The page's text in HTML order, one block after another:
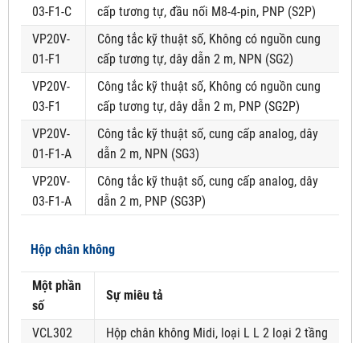
03-F1-C
cấp tương tự, đầu nối M8-4-pin, PNP (S2P)
VP20V-
01-F1
Công tắc kỹ thuật số, Không có nguồn cung
cấp tương tự, dây dẫn 2 m, NPN (SG2)
VP20V-
03-F1
Công tắc kỹ thuật số, Không có nguồn cung
cấp tương tự, dây dẫn 2 m, PNP (SG2P)
VP20V-
01-F1-A
Công tắc kỹ thuật số, cung cấp analog, dây
dẫn 2 m, NPN (SG3)
VP20V-
03-F1-A
Công tắc kỹ thuật số, cung cấp analog, dây
dẫn 2 m, PNP (SG3P)
Hộp chân không
Một phần
số
Sự miêu tả
VCL302 Hộp chân không Midi, loại L L 2 loại 2 tầng